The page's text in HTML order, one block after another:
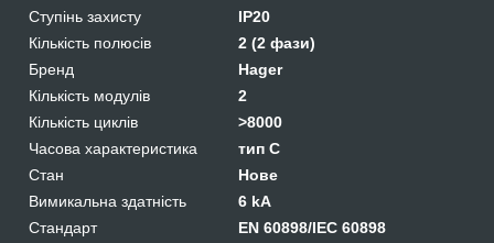
Ступінь захисту
IP20
Кількість полюсів
2 (2 фази)
Бренд
Hager
Кількість модулів
2
Кількість циклів
>8000
Часова характеристика
тип C
Стан
Нове
Вимикальна здатність
6 kA
Стандарт
EN 60898/IEC 60898